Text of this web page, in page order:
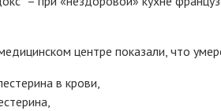
центре показали, что
в крови,